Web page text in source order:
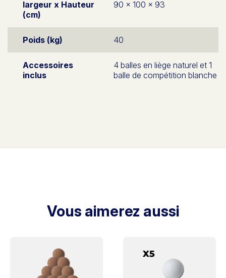
largeur x Hauteur
(cm)
90 x 100 x 93
Poids (kg) 40
Accessoires
inclus
4 balles en liège naturel et 1
balle de compétition blanche
Vous aimerez aussi